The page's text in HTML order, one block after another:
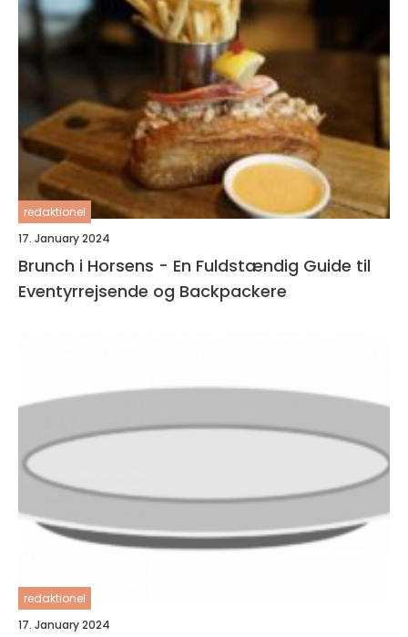
redaktionel
17. January 2024
Brunch i Horsens - En Fuldstændig Guide til
Eventyrrejsende og Backpackere
redaktionel
17. January 2024